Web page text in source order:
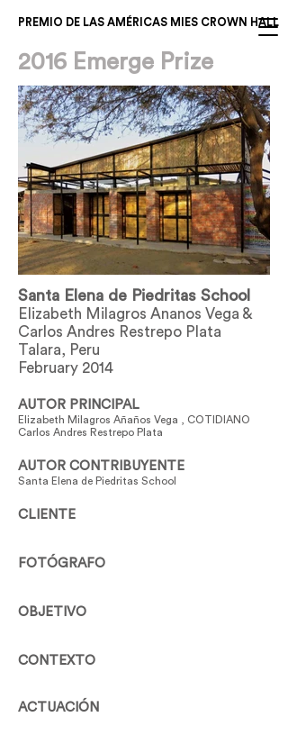
PREMIO DE LAS AMÉRICAS MIES CROWN HALL
2016 Emerge Prize
Santa Elena de Piedritas School
Elizabeth Milagros Ananos Vega &
Carlos Andres Restrepo Plata
Talara, Peru
February 2014
AUTOR PRINCIPAL
Elizabeth Milagros Añaños Vega , COTIDIANO
Carlos Andres Restrepo Plata
AUTOR CONTRIBUYENTE
Santa Elena de Piedritas School
CLIENTE
FOTÓGRAFO
OBJETIVO
CONTEXTO
ACTUACIÓN